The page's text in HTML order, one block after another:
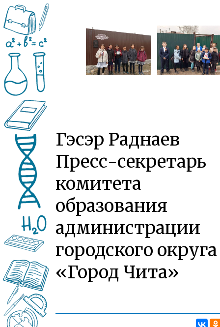
Гэсэр Раднаев
Пресс-секретарь
комитета
образования
администрации
городского округа
«Город Чита»